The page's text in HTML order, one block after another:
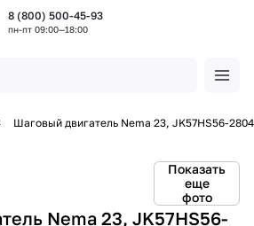
8 (800) 500-45-93
пн-пт 09:00—18:00
Шаговый двигатель Nema 23, JK57HS56-2804
Показать
еще
фото
Nema 23, JK57HS56-